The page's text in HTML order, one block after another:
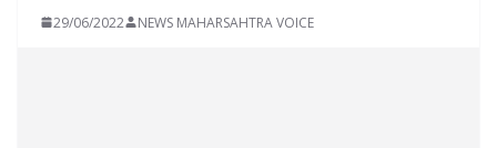
29/06/2022 NEWS MAHARSAHTRA VOICE